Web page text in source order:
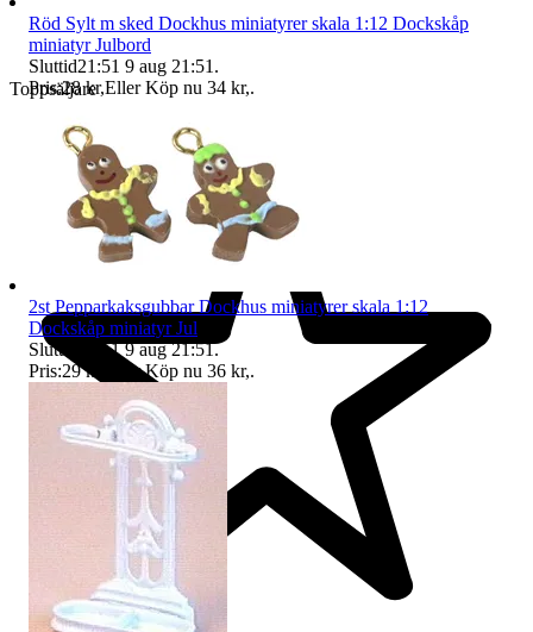
Toppsäljare
Röd Sylt m sked Dockhus miniatyrer skala 1:12 Dockskåp
miniatyr Julbord
Sluttid21:51 9 aug 21:51 .
Pris:28 kr,Eller Köp nu 34 kr,.
2st Pepparkaksgubbar Dockhus miniatyrer skala 1:12
Dockskåp miniatyr Jul
Sluttid
21:51 9 aug 21:51.
Pris:29 kr Eller Köp nu 36 kr,.